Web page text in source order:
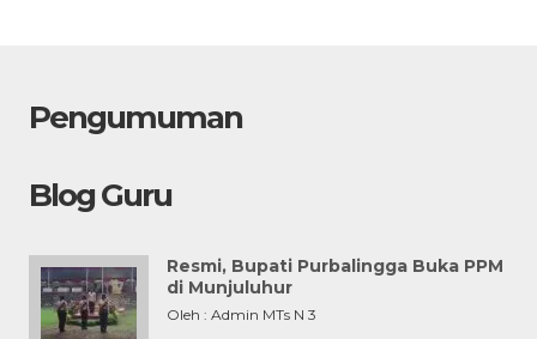
Pengumuman
Blog Guru
Resmi, Bupati Purbalingga Buka PPM
di Munjuluhur
Oleh : Admin MTs N 3